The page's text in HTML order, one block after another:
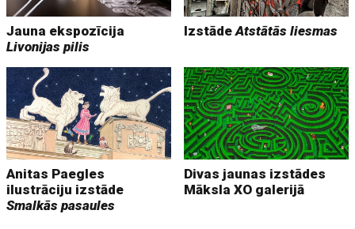
Jauna ekspozīcija
Livonijas pilis
IzstādeAtstātās liesmas
Anitas Paegles
ilustrāciju izstāde
Smalkās pasaules
Divas jaunas izstādes
Māksla XO galerijā